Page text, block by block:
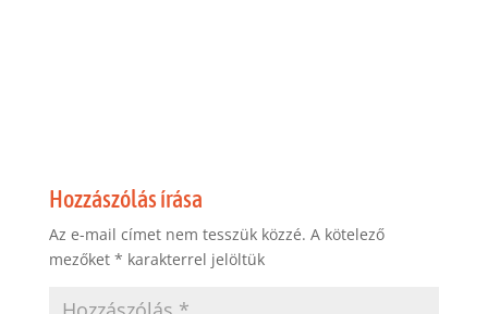
Hozzászólás írása
Az e-mail címet nem tesszük közzé. A kötelező
mezőket * karakterrel jelöltük